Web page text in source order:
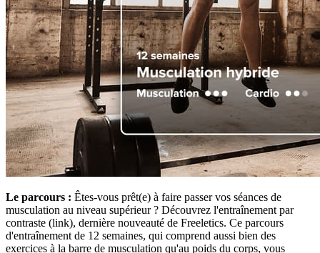
Le parcours : Êtes-vous prêt(e) à faire passer vos séances de
musculation au niveau supérieur ? Découvrez l'entraînement par
contraste (link), dernière nouveauté de Freeletics. Ce parcours
d'entraînement de 12 semaines, qui comprend aussi bien des
exercices à la barre de musculation qu'au poids du corps, vous